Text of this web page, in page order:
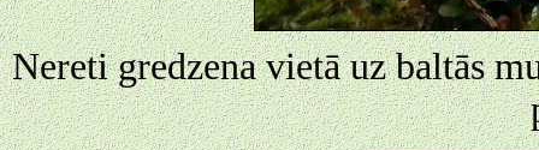
Nereti gredzena vietā uz baltās